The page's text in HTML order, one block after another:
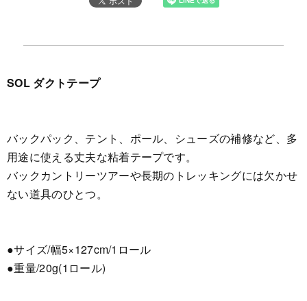
SOL ダクトテープ
バックパック、テント、ポール、シューズの補修など、多
用途に使える丈夫な粘着テープです。
バックカントリーツアーや長期のトレッキングには欠かせ
ない道具のひとつ。
●サイズ/幅5×127cm/1ロール
●重量/20g(1ロール)